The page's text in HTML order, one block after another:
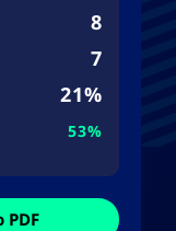
8
7
21%
53%